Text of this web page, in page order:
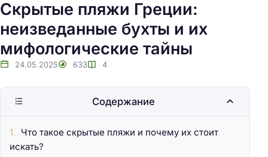
Скрытые пляжи Греции:
неизведанные бухты и их
мифологические тайны
24.05.2025 633 4
Содержание
Что такое скрытые пляжи и почему их стоит
искать?